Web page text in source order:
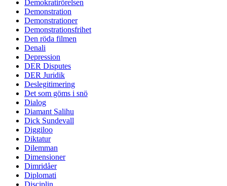
Demokratirörelsen
Demonstration
Demonstrationer
Demonstrationsfrihet
Den röda filmen
Denali
Depression
DER Disputes
DER Juridik
Deslegitimering
Det som göms i snö
Dialog
Diamant Salihu
Dick Sundevall
Diggiloo
Diktatur
Dilemman
Dimensioner
Dimridåer
Diplomati
Disciplin